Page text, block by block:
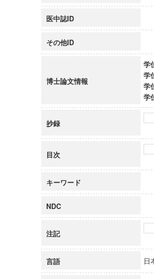
医中誌ID
その他ID
博士論文情報
学
学
学
学
抄録
目次
キーワード
NDC
注記
言語